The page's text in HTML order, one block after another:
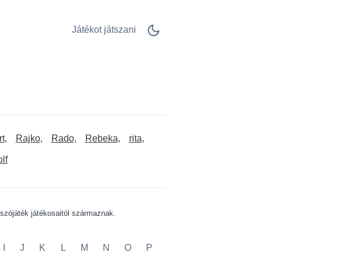
Játékot játszani
Rajko Rado Rebeka rita
szójáték játékosaitól származnak.
J K L M N O P